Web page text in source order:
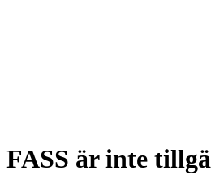
FASS är inte